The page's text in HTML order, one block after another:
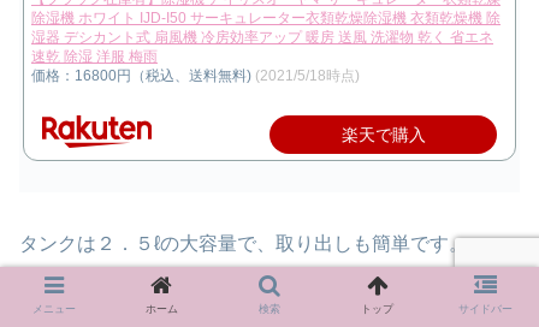
除湿機 ホワイト IJD-I50 サーキュレーター衣類乾燥除湿機 衣類乾燥機 除
湿器 デシカント式 扇風機 冷房効率アップ 暖房 送風 洗濯物 乾く 省エネ
速乾 除湿 洋服 梅雨
価格：16800円（税込、送料無料) (2021/5/18時点)
楽天で購入
タンクは２．５ℓの大容量で、取り出しも簡単です。
タンクがいっぱいになると、運転を停止しランプが点灯す
メニュー ホーム 検索 トップ サイドバー